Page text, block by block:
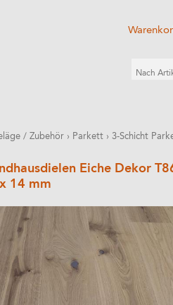
/ Zubehör › Parkett › 3-Schicht
Eiche Dekor
14 mm